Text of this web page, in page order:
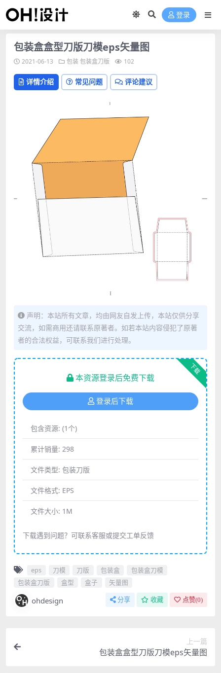
登录
包装盒盒型刀版刀模eps矢量图
2021-06-13 包装包装盒刀版 102
详情介绍 常见问题 评论建议
声明：本站所有文章，均由网友自发上传，本站仅供分享
交流，如需商用还请联系原著者。如若本站内容侵犯了原著
者的合法权益，可联系我们进行处理。
下载
本资源登录后免费下载
登录后下载
包含资源: (1个)
累计销量: 298
文件类型: 包装刀版
文件格式: EPS
文件大小: 1M
下载遇到问题？可联系客服或提交工单反馈
eps 刀模 刀版 包装盒
包装盒刀模
包装盒刀版
盒型 盒子 矢量图
ohdesign 分享 收藏 点赞(0)
上一篇
包装盒盒型刀版刀模eps矢量图